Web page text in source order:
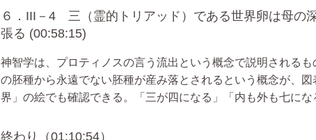
６．III－4 三（霊的トリアッド）である世界卵は母の
張る (00:58:15)
神智学は、プロティノスの言う流出という概念で説明される
の胚種から永遠でない胚種が産み落とされるという概念が、
界」の絵でも確認できる。「三が四になる」「内も外も七にな
終わり（01:10:54）